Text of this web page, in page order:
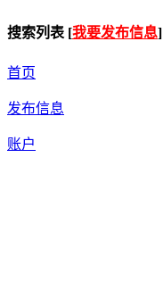
搜索列表 [我要发布信息]
首页
发布信息
账户